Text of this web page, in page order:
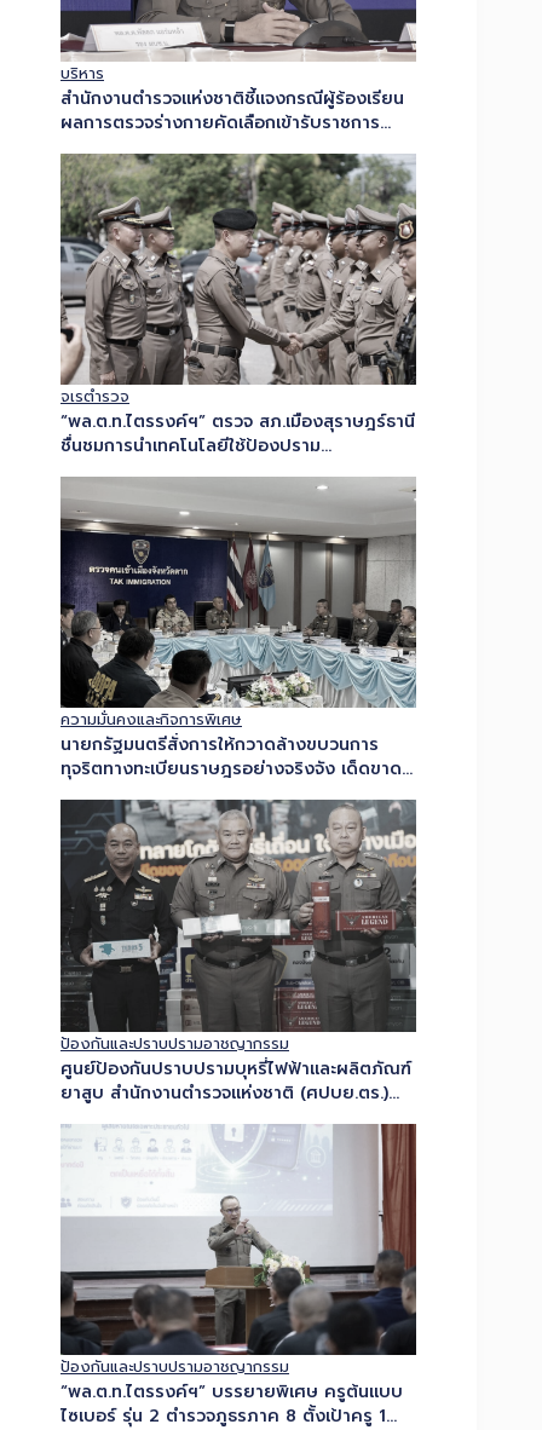
บริหาร
สำนักงานตำรวจแห่งชาติชี้แจงกรณีผู้ร้องเรียน
ผลการตรวจร่างกายคัดเลือกเข้ารับราชการ
การตรวจ ณ วันที่กำหนด และดำเนินการตาม
ระเบียบ ก.ตร. เพื่อความเป็นธรรมแก่ผู้เข้าสอบ
ทุกคน…
จเรตำรวจ
“พล.ต.ท.ไตรรงค์ฯ” ตรวจ สภ.เมืองสุราษฎร์ธานี
ชื่นชมการนำเทคโนโลยีใช้ป้องปราม
ความมั่นคงและกิจการพิเศษ
นายกรัฐมนตรีสั่งการให้กวาดล้างขบวนการ
ทุจริตทางทะเบียนราษฎรอย่างจริงจัง เด็ดขาด
และเป็นระบบ – ผบ.ตร. มอบหมายให้ พล.ต.อ.สำ
ราญฯ ปฏิบัติการ “ทลายบัตร 10…
ป้องกันและปราบปรามอาชญากรรม
ศูนย์ป้องกันปราบปรามบุหรี่ไฟฟ้าและผลิตภัณฑ์
ยาสูบ สำนักงานตำรวจแห่งชาติ (ศปบย.ตร.)
กรมสรรพสามิต แถลงข่าวทลายโกดังบุหรี่เถื่อน
ใจกลางเมืองโคราช ยึดของกลาง…
ป้องกันและปราบปรามอาชญากรรม
“พล.ต.ท.ไตรรงค์ฯ” บรรยายพิเศษ ครูต้นแบบ
ไซเบอร์ รุ่น 2 ตำรวจภูธรภาค 8 ตั้งเป้าครู 1